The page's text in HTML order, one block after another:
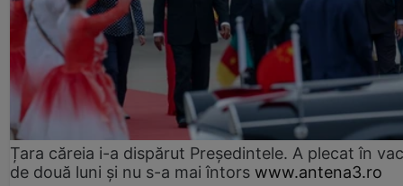
Țara căreia i-a dispărut Președintele. A plecat în
de două luni și nu s-a mai întors www.antena3.ro